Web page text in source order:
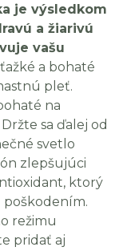
je výsledkom
a žiarivú
vašu
a bohaté
pleť.
na
sa ďalej od
svetlo
zlepšujúci
ktorý
poškodením.
režimu
pridať aj